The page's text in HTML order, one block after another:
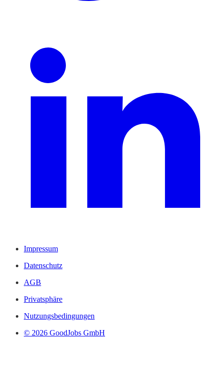
Impressum
Datenschutz
AGB
Privatsphäre
Nutzungsbedingungen
© 2026 GoodJobs GmbH